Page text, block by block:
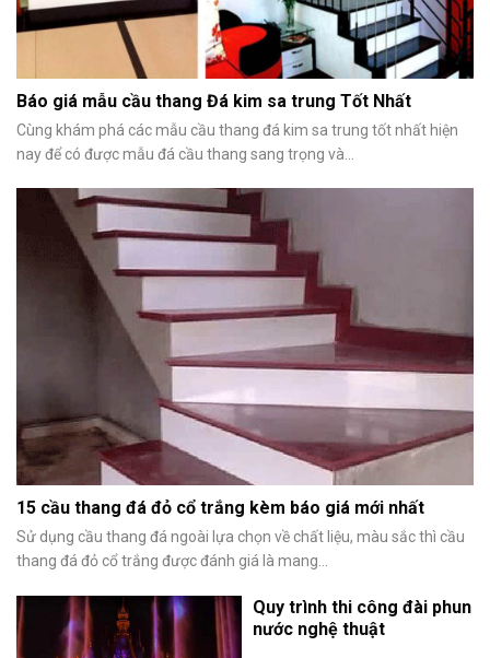
Báo giá mẫu cầu thang Đá kim sa trung Tốt Nhất
Cùng khám phá các mẫu cầu thang đá kim sa trung tốt nhất hiện
nay để có được mẫu đá cầu thang sang trọng và...
15 cầu thang đá đỏ cổ trắng kèm báo giá mới nhất
Sử dụng cầu thang đá ngoài lựa chọn về chất liệu, màu sắc thì cầu
thang đá đỏ cổ trắng được đánh giá là mang...
Quy trình thi công đài phun
nước nghệ thuật